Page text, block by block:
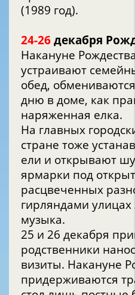
(1989 год).
24-26 декабря
Накануне
устраивают
обед,
дню в доме, как
наряженная елка.
На главных
стране тоже
ели и открывают
ярмарки под
расцвеченных
гирляндами улицах
музыка.
25 и 26 декабря
родственники
визиты. Накануне
придерживаются